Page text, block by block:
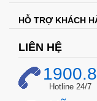
HỖ TRỢ KHÁCH
LIÊN HỆ
Hotline 24/7